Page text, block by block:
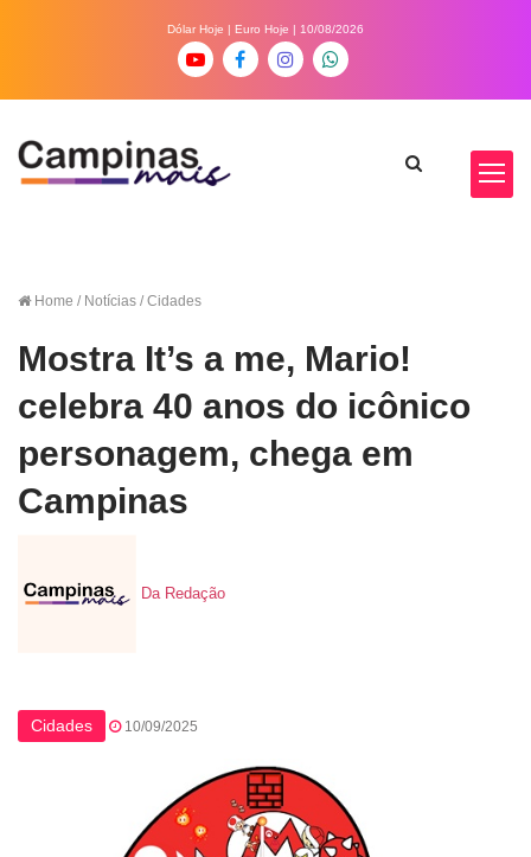
Dólar Hoje | Euro Hoje | 10/08/2026
Home / Notícias / Cidades
Mostra It’s a me, Mario!
celebra 40 anos do icônico
personagem, chega em
Campinas
Da Redação
Cidades 10/09/2025